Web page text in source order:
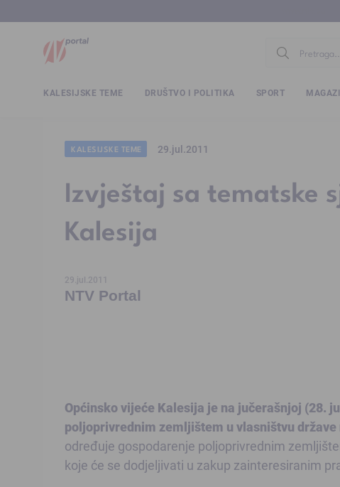
KALESIJSKE TEME DRUŠTVO I POLITIKA SPORT
KALESIJSKE TEME 29.jul.2011
Izvještaj sa tematske
Kalesija
29.jul.2011
NTV Portal
Općinsko vijeće Kalesija je na jučerašnjoj (28.
poljoprivrednim zemljištem u vlasništvu
određuje gospodarenje poljoprivrednim
koje će se dodjeljivati u zakup zainteresiranim